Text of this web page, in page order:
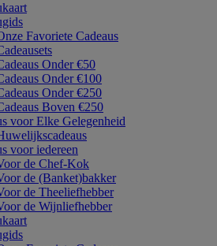
Favoriete Cadeaus
Onder €50
Onder €100
Onder €250
Boven €250
voor Elke Gelegenheid
voor iedereen
de Chef-Kok
de (Banket)bakker
de Theeliefhebber
de Wijnliefhebber